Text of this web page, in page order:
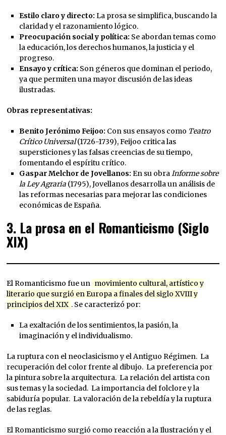
Estilo claro y directo: La prosa se simplifica, buscando la
claridad y el razonamiento lógico.
Preocupación social y política: Se abordan temas como
la educación, los derechos humanos, la justicia y el
progreso.
Ensayo y crítica: Son géneros que dominan el periodo,
ya que permiten una mayor discusión de las ideas
ilustradas.
Obras representativas:
Benito Jerónimo Feijoo: Con sus ensayos como Teatro
Crítico Universal(1726-1739), Feijoo critica las
supersticiones y las falsas creencias de su tiempo,
fomentando el espíritu crítico.
Gaspar Melchor de Jovellanos: En su obraInforme sobre
la Ley Agraria(1795), Jovellanos desarrolla un análisis de
las reformas necesarias para mejorar las condiciones
económicas de España.
3. La prosa en el Romanticismo (Siglo
XIX)
El Romanticismo fue un movimiento cultural, artístico y
literario que surgió en Europa a finales del siglo XVIII y
principios del XIX . Se caracterizó por:
La exaltación de los sentimientos, la pasión, la
imaginación y el individualismo.
La ruptura con el neoclasicismo y el Antiguo Régimen. La
recuperación del color frente al dibujo. La preferencia por
la pintura sobre la arquitectura. La relación del artista con
sus temas y la sociedad. La importancia del folclore y la
sabiduría popular. La valoración de la rebeldía y la ruptura
de las reglas.
El Romanticismo surgió como reacción a la Ilustración y el